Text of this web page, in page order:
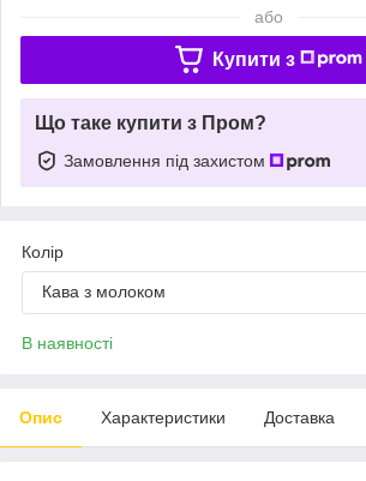
або
Купити з
Що таке купити з Пром?
Замовлення під захистом
Колір
Кава з молоком
В наявності
Опис Характеристики Доставка